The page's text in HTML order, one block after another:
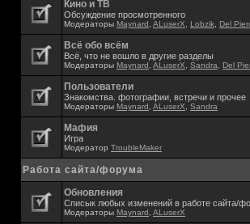
Кино и ТВ
Обсуждение просмотренного
Модераторы Maynard ALuserX Lobzik Del
Всё обо всём
Всё, что не вошло в другие разделы
Модераторы Maynard ALuserX Sandra Del
Пользователи
Знакомства. фотографии, встречи и прочее
Модераторы Maynard ALuserX Sandra
Мафия
Игра
Модератор TroubleMaker
Работа сайта/форума
Обновления
Списык любых изменений в работе сайта/
Модераторы Maynard ALuserX